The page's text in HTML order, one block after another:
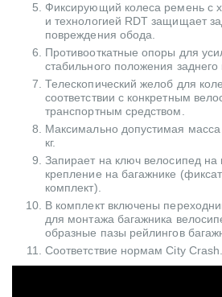
Фиксирующий колеса ремень с
и технологией RDT защищает
повреждения обода.
Противооткатные опоры для
стабильного положения заднего
Телескопический желоб для
соответствии с конкретным
транспортным средством.
Максимально допустимая
кг.
Запирает на ключ велосипед на
крепление на багажнике
комплект).
В комплект включены
для монтажа багажника
образные пазы рейлингов
Соответствие нормам City Crash.